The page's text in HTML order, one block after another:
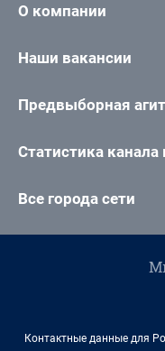
О компании
Наши вакансии
Предвыборная
Статистика канала
Все города сети
Контактные данные для